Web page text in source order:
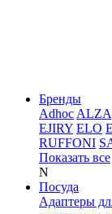
Бренды
Adhoc ALZA
EJIRY ELO
RUFFONI
Показать все
N
Посуда
Адаптеры